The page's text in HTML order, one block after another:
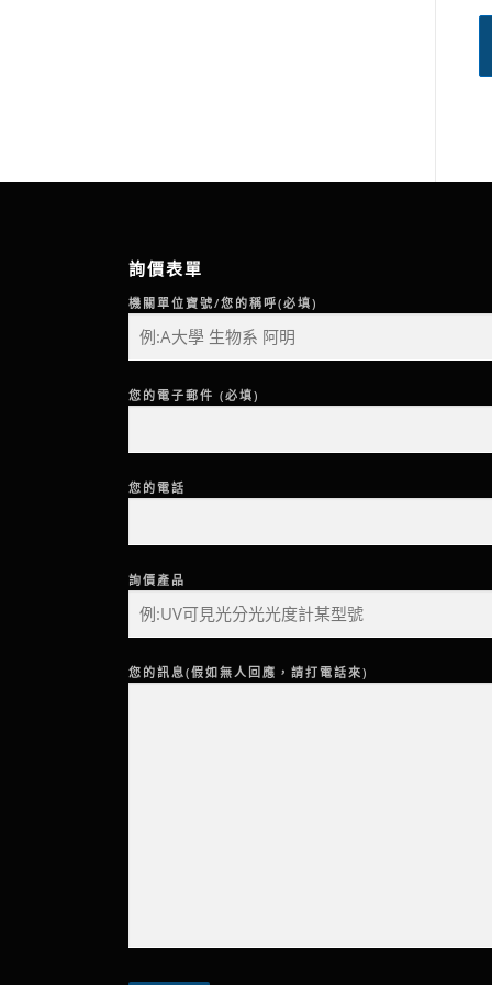
詢價表單
機關單位寶號/您的稱呼(必填)
您的電子郵件 (必填)
您的電話
詢價產品
您的訊息(假如無人回應，請打電話來)